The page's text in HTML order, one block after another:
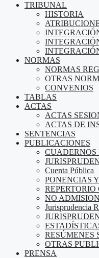
TRIBUNAL
HISTORIA
NORMAS
NORMAS
OTRAS
CONVENIOS
TABLAS
ACTAS
ACTAS
ACTAS DE
SENTENCIAS
PUBLICACIONES
CUADERNOS
Cuenta Pública
PONENCIAS
NO
Jurisprudencia
RESÚMENES
OTRAS
PRENSA